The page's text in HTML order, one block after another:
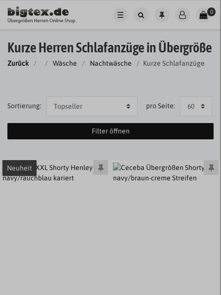
☰ 0
Kurze Herren Schlafanzüge in Übergröße
Zurück Wäsche Nachtwäsche Kurze Schlafanzüge
Sortierung: pro Seite:
Filter öffnen
Neuheit